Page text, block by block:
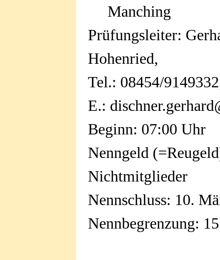
Manching
Prüfungsleiter:
Hohenried,
Tel.: 08454/
E.:
Beginn: 07:00 Uhr
Nenngeld
Nichtmitglieder
Nennschluss: 10.
Nennbegrenzung: